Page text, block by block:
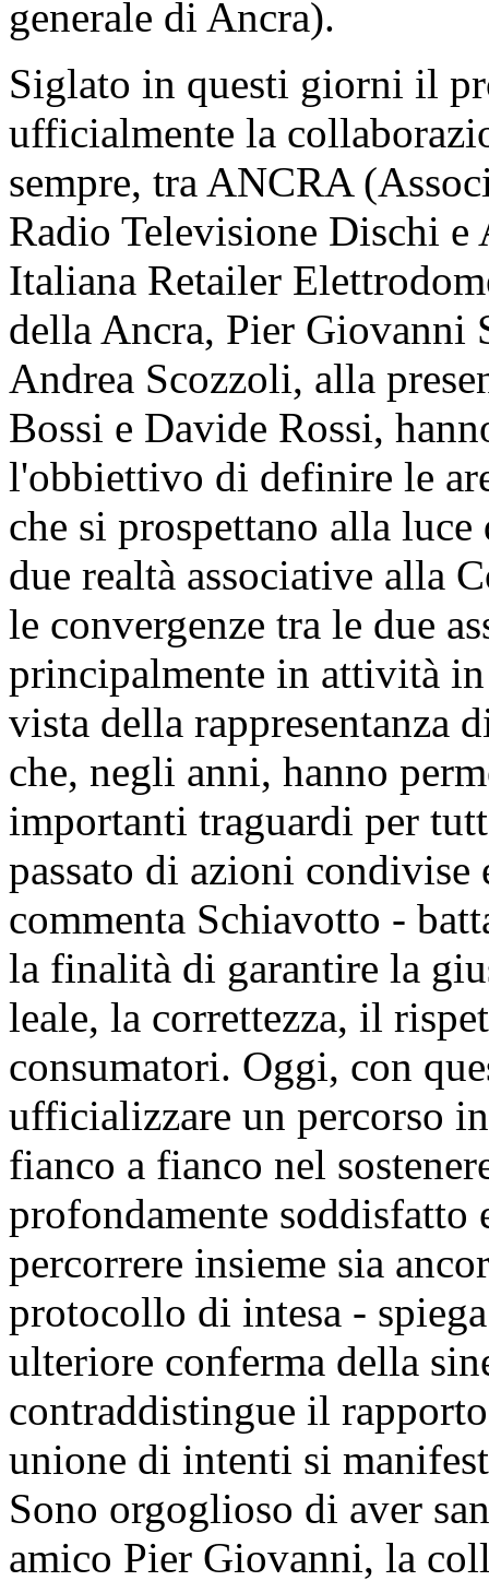
generale di Ancra).
Siglato in questi giorni il
ufficialmente la
sempre, tra ANCRA
Radio Televisione Dischi
Italiana Retailer
della Ancra, Pier Giovanni
Andrea Scozzoli, alla
Bossi e Davide Rossi,
l'obbiettivo di definire le
che si prospettano alla
due realtà associative alla
le convergenze tra le due
principalmente in attività
vista della rappresentanza
che, negli anni, hanno
importanti traguardi per
passato di azioni
commenta Schiavotto -
la finalità di garantire la
leale, la correttezza, il
consumatori. Oggi, con
ufficializzare un percorso
fianco a fianco nel
profondamente soddisfatto
percorrere insieme sia
protocollo di intesa -
ulteriore conferma della
contraddistingue il
unione di intenti si
Sono orgoglioso di aver
amico Pier Giovanni, la